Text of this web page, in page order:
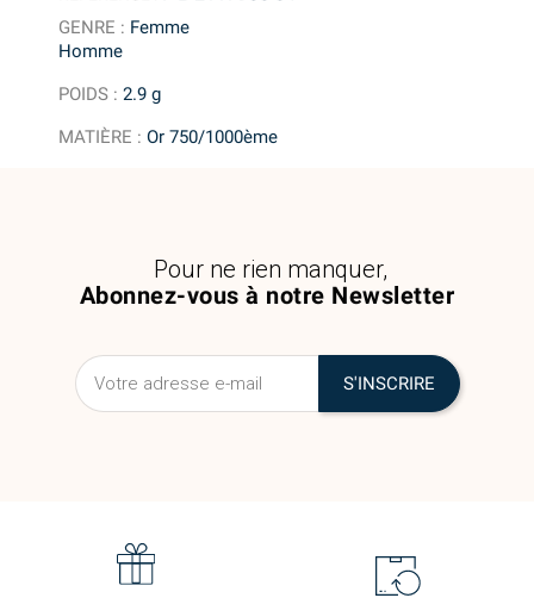
GENRE : Femme
Homme
POIDS :2.9 g
MATIÈRE :Or 750/1000ème
Abonnez-vous à notre Newsletter
Pour ne rien manquer,